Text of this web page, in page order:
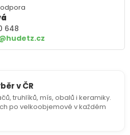
648
v ČR
truhlíků, mís, obalů i keramiky.
po velkoobjemové v každém